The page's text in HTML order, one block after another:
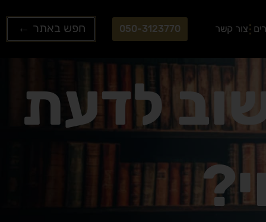
צור קשר 050-3123770
Search
...
לדעת